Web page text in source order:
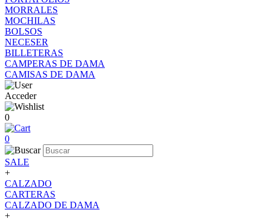
MORRALES
MOCHILAS
BOLSOS
NECESER
BILLETERAS
CAMPERAS DE DAMA
CAMISAS DE DAMA
Acceder
0
0
SALE
+
CALZADO
CARTERAS
CALZADO DE DAMA
+